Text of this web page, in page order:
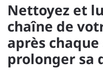
Nettoyez et
chaîne de
après
prolonger sa